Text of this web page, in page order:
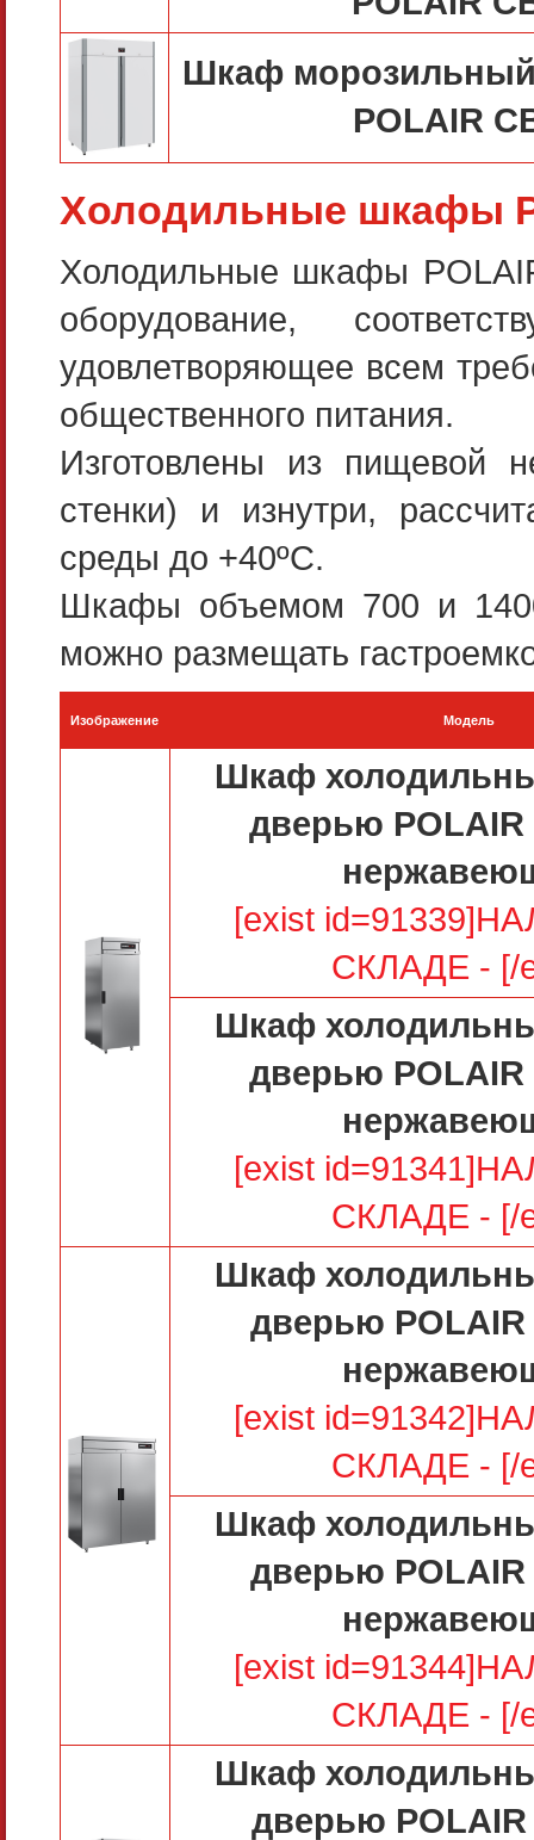
Шкаф
POLAIR
Холодильные шкафы
Холодильные шкафы
оборудование,
удовлетворяющее всем
общественного питания.
Изготовлены из пищевой
стенки) и изнутри,
среды до +40ºС.
Шкафы объемом 700 и
можно размещать
Изображение Модель
Шкаф
дверью POLAIR
[exist
СКЛАДЕ - [/
Шкаф
дверью POLAIR
[exist
СКЛАДЕ - [/
Шкаф
дверью POLAIR
[exist
СКЛАДЕ - [/
Шкаф
дверью POLAIR
[exist
СКЛАДЕ - [/
Шкаф
дверью POLAIR